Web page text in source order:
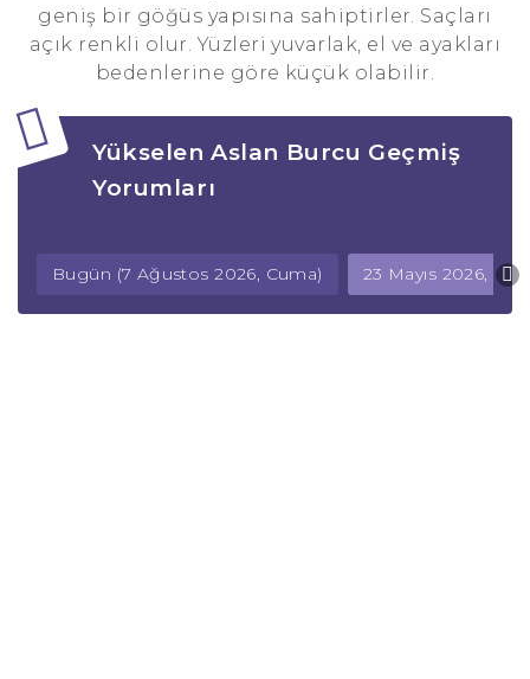
geniş bir göğüs yapısına sahiptirler. Saçları
açık renkli olur. Yüzleri yuvarlak, el ve ayakları
bedenlerine göre küçük olabilir.
Yükselen Aslan Burcu Geçmiş
Yorumları
Bugün (7 Ağustos 2026, Cuma) 23 Mayıs 2026,